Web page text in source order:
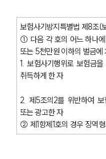
보험사기방지특별법 제8조(
① 다음 각 호의 어느 하나
또는 5천만원 이하의 벌금에
1. 보험사기행위로 보험금
취득하게 한 자
2. 제5조의2를 위반하여
또는 광고한 자
② 제1항제1호의 경우 징역